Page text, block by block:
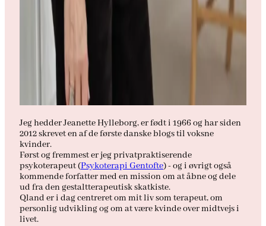
Jeg hedder Jeanette Hylleborg, er født i 1966 og har siden
2012 skrevet en af de første danske blogs til voksne
kvinder.
Først og fremmest er jeg privatpraktiserende
psykoterapeut (Psykoterapi Gentofte) - og i øvrigt også
kommende forfatter med en mission om at åbne og dele
ud fra den gestaltterapeutisk skatkiste.
Qland er i dag centreret om mit liv som terapeut, om
personlig udvikling og om at være kvinde over midtvejs i
livet.